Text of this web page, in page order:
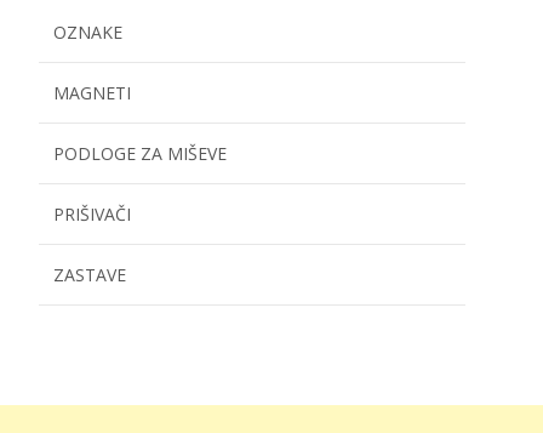
OZNAKE
MAGNETI
PODLOGE ZA MIŠEVE
PRIŠIVAČI
ZASTAVE